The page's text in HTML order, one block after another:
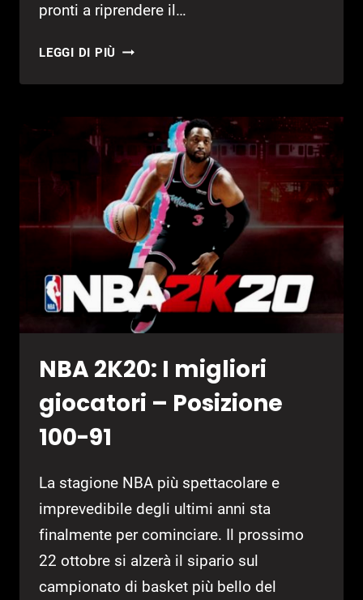
pronti a riprendere il…
LEGGI DI PIÙ NBA
GIOCATORI
POSIZIONE
90-
81
NBA 2K20: I migliori
giocatori – Posizione
100-91
La stagione NBA più spettacolare e
imprevedibile degli ultimi anni sta
finalmente per cominciare. Il prossimo
22 ottobre si alzerà il sipario sul
campionato di basket più bello del